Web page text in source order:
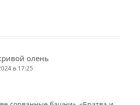
олень
в 17:25